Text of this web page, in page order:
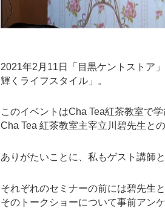
2021年2月11日「目黒ケントストア」
輝くライフスタイル」。
このイベントはCha Tea紅茶教室で
Cha Tea 紅茶教室主宰立川碧先生と
ありがたいことに、私もゲスト講師
それぞれのセミナーの前には碧先生
そのトークショーについて事前アン